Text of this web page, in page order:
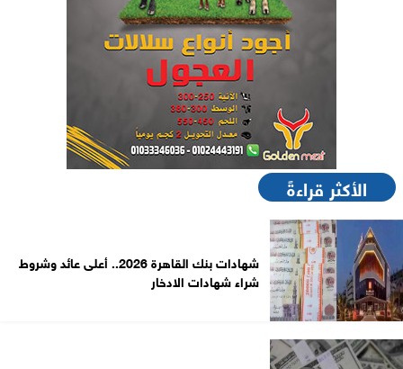
الأكثر قراءةً
شهادات بنك القاهرة 2026.. أعلى عائد وشروط
شراء شهادات الادخار